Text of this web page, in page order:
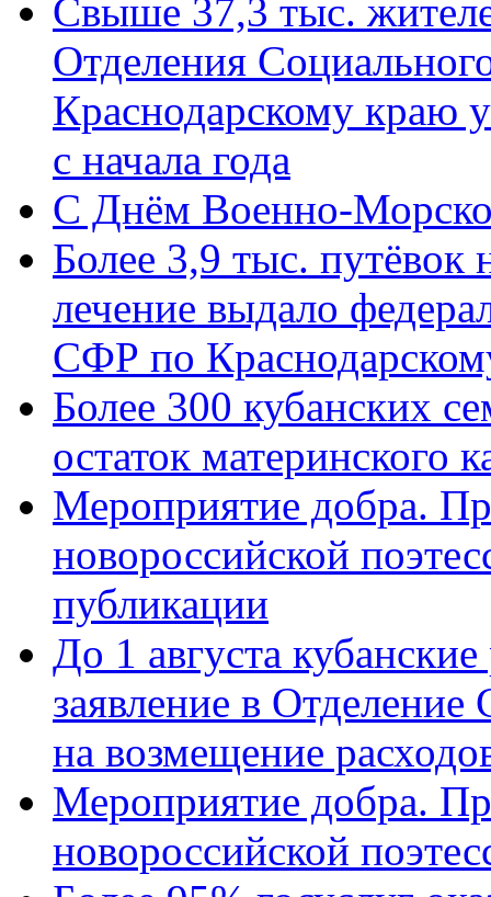
Свыше 37,3 тыс.
Отделения
Краснодарскому краю
с начала года
C Днём Военно-
Более 3,9 тыс. путёвок
лечение выдало
СФР по
Более 300 кубанских
остаток материнского
Мероприятие добра.
новороссийской
публикации
До 1 августа
заявление в
на возмещение
Мероприятие добра.
новороссийской